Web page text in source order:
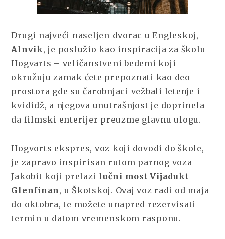
Drugi najveći naseljen dvorac u Engleskoj,
Alnvik, je poslužio kao inspiracija za školu
Hogvarts – veličanstveni bedemi koji
okružuju zamak ćete prepoznati kao deo
prostora gde su čarobnjaci vežbali letenje i
kvididž, a njegova unutrašnjost je doprinela
da filmski enterijer preuzme glavnu ulogu.
Hogvorts ekspres, voz koji dovodi do škole,
je zapravo inspirisan rutom parnog voza
Jakobit koji prelazi lučni most Vijadukt
Glenfinan , u Škotskoj. Ovaj voz radi od maja
do oktobra, te možete unapred rezervisati
termin u datom vremenskom rasponu.